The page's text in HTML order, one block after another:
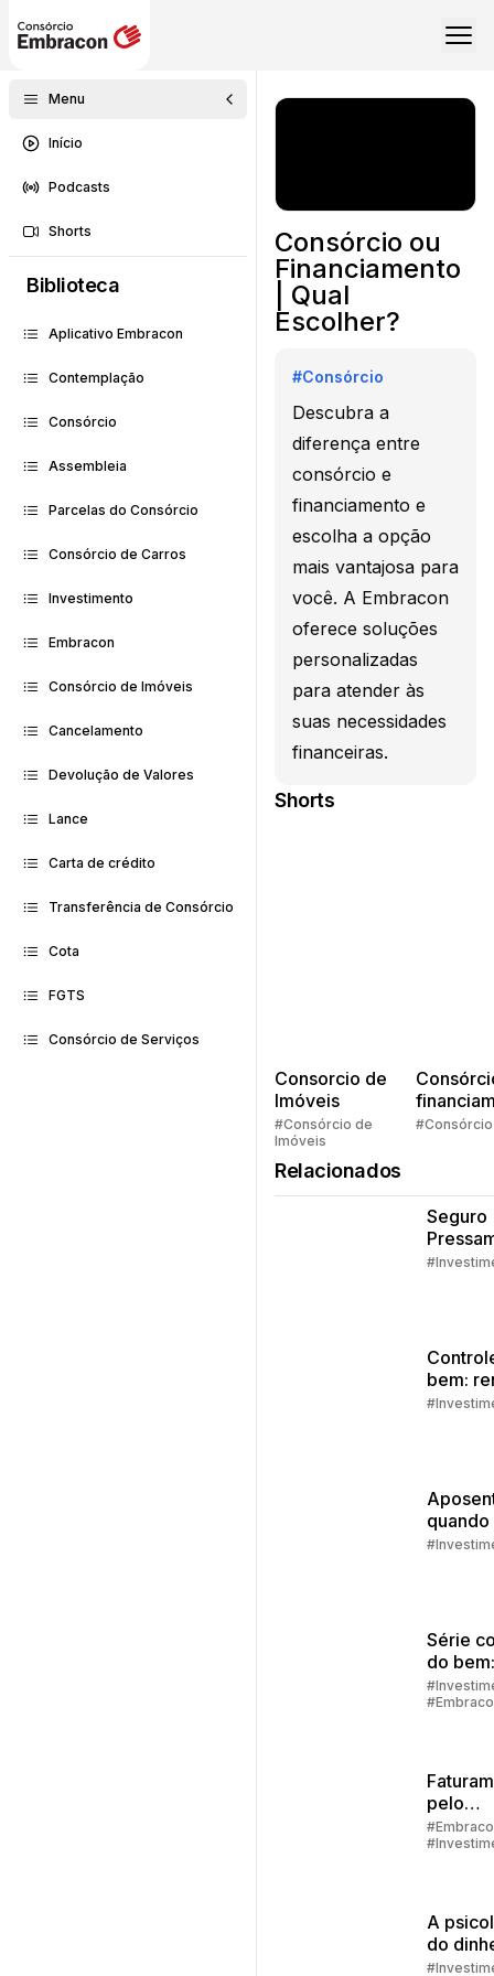
Menu
Início
Podcasts
Shorts
Biblioteca
Aplicativo Embracon
Contemplação
Consórcio
Assembleia
Parcelas do Consórcio
Consórcio de Carros
Investimento
Embracon
Consórcio de Imóveis
Cancelamento
Devolução de Valores
Lance
Carta de crédito
Transferência de Consórcio
Cota
FGTS
Consórcio de Serviços
Consórcio ou
Financiamento
| Qual
Escolher?
#Consórcio
Descubra a
diferença entre
consórcio e
financiamento e
escolha a opção
mais vantajosa para
você. A Embracon
oferece soluções
personalizadas
para atender às
suas necessidades
financeiras.
Shorts
Consorcio de
Imóveis
#Consórcio de
Imóveis
Quem
#Consórcio
Relacionados
Seguro
bem:
extra
quando
como
Série
do
como
pelo
passo
A
do
que te